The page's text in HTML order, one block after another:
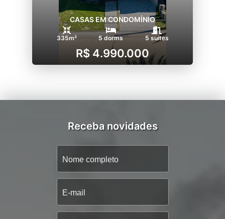
CASAS EM CONDOMÍNIO
335m² 5 dorms 5 suítes
R$ 4.990.000
Receba novidades